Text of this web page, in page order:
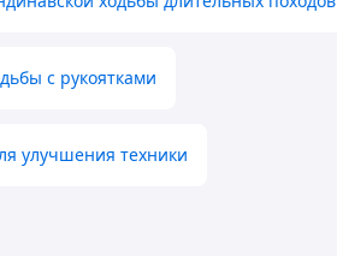
с рукоятками
улучшения техники